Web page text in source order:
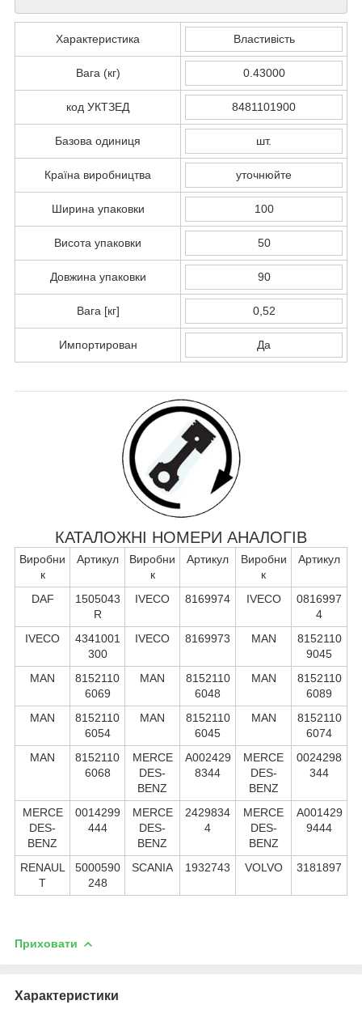
Характеристика Властивість
Вага (кг) 0.43000
код УКТЗЕД 8481101900
Базова одиниця шт.
Країна виробництва уточнюйте
Ширина упаковки 100
Висота упаковки 50
Довжина упаковки 90
Вага [кг] 0,52
Импортирован Да
КАТАЛОЖНІ НОМЕРИ АНАЛОГІВ
Виробни
к
Артикул
Виробни
к
Артикул
Виробни
к
Артикул
DAF
1505043
R
IVECO 8169974 IVECO
0816997
4
IVECO
4341001
300
IVECO 8169973 MAN
8152110
9045
MAN
8152110
6069
MAN
8152110
6048
MAN
8152110
6089
MAN
8152110
6054
MAN
8152110
6045
MAN
8152110
6074
MAN
8152110
6068
MERCE
DES-
BENZ
A002429
8344
MERCE
DES-
BENZ
0024298
344
MERCE
DES-
BENZ
0014299
444
MERCE
DES-
BENZ
2429834
4
MERCE
DES-
BENZ
A001429
9444
RENAUL
T
5000590
248
SCANIA 1932743 VOLVO 3181897
Приховати
Характеристики